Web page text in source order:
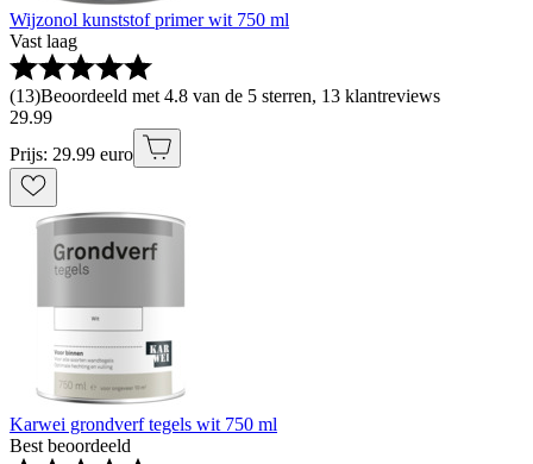
Wijzonol kunststof primer wit 750 ml
Vast laag
(13)Beoordeeld met 4.8 van de 5 sterren, 13 klantreviews
29.99
Prijs: 29.99 euro
Karwei grondverf tegels wit 750 ml
Best beoordeeld